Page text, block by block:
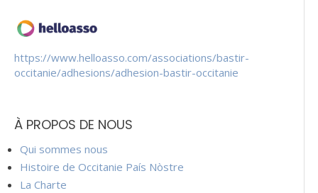
https://www.helloasso.com/associations/bastir-
occitanie/adhesions/adhesion-bastir-occitanie
À PROPOS DE NOUS
Qui sommes nous
Histoire de Occitanie País Nòstre
La Charte